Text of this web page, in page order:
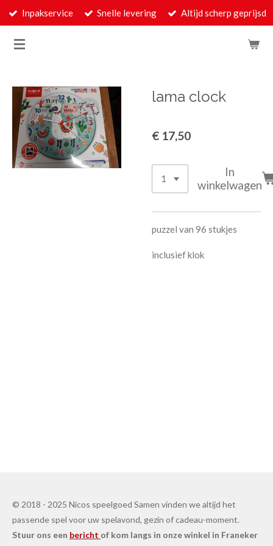
Ga
naar
Inpakservice Snelle levering Altijd scherp geprijsd
lama clock
€ 17,50
In
winkelwagen
puzzel van 96 stukjes
inclusief klok
© 2018 - 2025 Nicos speelgoed Samen vinden we altijd het
passende spel voor uw spelavond, gezin of cadeau-moment.
Stuur ons een bericht of kom langs in onze winkel in Franeker